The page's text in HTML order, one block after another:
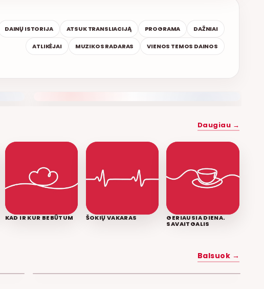
DAINŲ ISTORIJA ATSUK TRANSLIACIJĄ PROGRAMA DAŽNIAI
ATLIKĖJAI MUZIKOS RADARAS VIENOS TEMOS DAINOS
Daugiau →
KAD IR KUR BEBŪTUM ŠOKIŲ VAKARAS GERIAUSIA DIENA.
SAVAITGALIS
Balsuok →